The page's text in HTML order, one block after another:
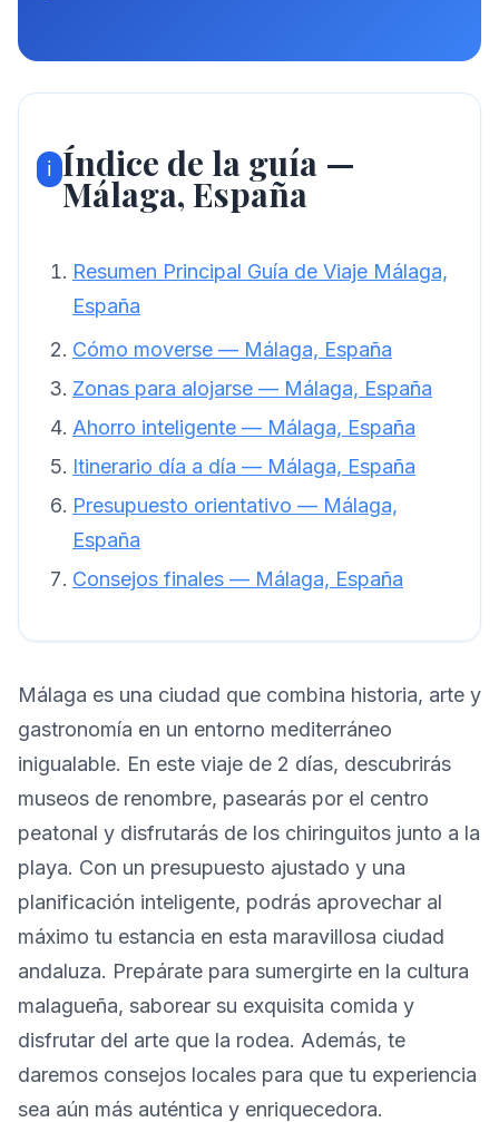
ℹ️ Índice de la guía —
Málaga, España
Resumen Principal Guía de Viaje Málaga,
España
Cómo moverse — Málaga, España
Zonas para alojarse — Málaga, España
Ahorro inteligente — Málaga, España
Itinerario día a día — Málaga, España
Presupuesto orientativo — Málaga,
España
Consejos finales — Málaga, España
Málaga es una ciudad que combina historia, arte y
gastronomía en un entorno mediterráneo
inigualable. En este viaje de 2 días, descubrirás
museos de renombre, pasearás por el centro
peatonal y disfrutarás de los chiringuitos junto a la
playa. Con un presupuesto ajustado y una
planificación inteligente, podrás aprovechar al
máximo tu estancia en esta maravillosa ciudad
andaluza. Prepárate para sumergirte en la cultura
malagueña, saborear su exquisita comida y
disfrutar del arte que la rodea. Además, te
daremos consejos locales para que tu experiencia
sea aún más auténtica y enriquecedora.